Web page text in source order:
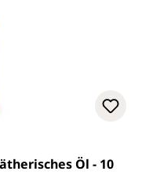
von 5 SternenÖl - 10